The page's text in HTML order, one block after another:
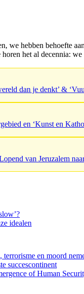
we hebben behoefte
het al decennia:
dan je denkt’ &
en ‘Kunst en
van Jeruzalem
idealen
en moord
succescontinent
of Human